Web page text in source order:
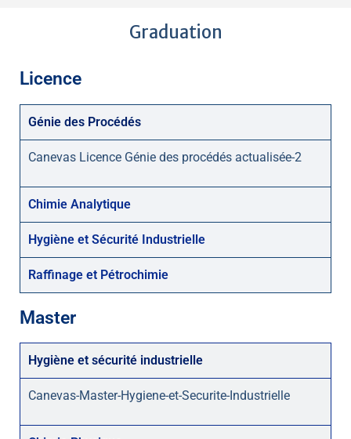
Graduation
Licence
Génie des Procédés
Canevas Licence Génie des procédés actualisée-2
Chimie Analytique
Hygiène et Sécurité Industrielle
Raffinage et Pétrochimie
Master
Hygiène et sécurité industrielle
Canevas-Master-Hygiene-et-Securite-Industrielle